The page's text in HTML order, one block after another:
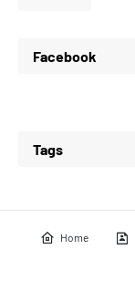
Facebook
Tags
Home